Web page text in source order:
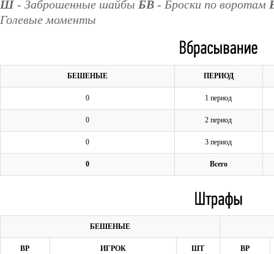
Ш - Заброшенные шайбы БВ - Броски по воротам
Голевые моменты
БЕШЕНЫЕ ПЕРИОД
0 1 период
0 2 период
0 3 период
0 Всего
БЕШЕНЫЕ
ВР ИГРОК ШТ ВР